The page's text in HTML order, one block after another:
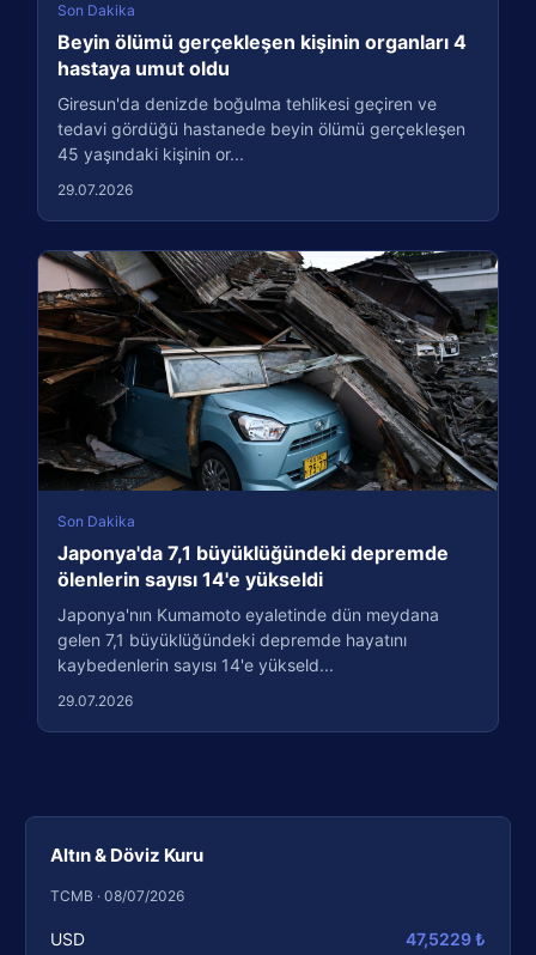
Altın & Döviz Kuru
TCMB · 08/07/2026
USD 47,5229 ₺
Son Dakika
Beyin ölümü gerçekleşen kişinin organları 4
hastaya umut oldu
Giresun'da denizde boğulma tehlikesi geçiren ve
tedavi gördüğü hastanede beyin ölümü gerçekleşen
45 yaşındaki kişinin or...
29.07.2026
Son Dakika
Japonya'da 7,1 büyüklüğündeki depremde
ölenlerin sayısı 14'e yükseldi
Japonya'nın Kumamoto eyaletinde dün meydana
gelen 7,1 büyüklüğündeki depremde hayatını
kaybedenlerin sayısı 14'e yükseld...
29.07.2026